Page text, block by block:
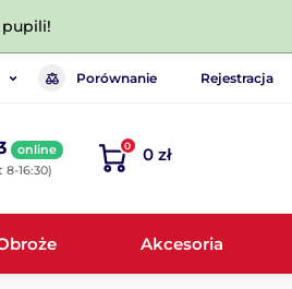
Porównanie Rejestracja
online
8-16:30)
0 0 zł
Akcesoria